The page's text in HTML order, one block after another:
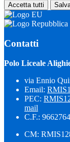
Accetta tutti
Contatti
Polo Liceale
via Ennio
Email:
PEC:
mail
C.F.:
CM: